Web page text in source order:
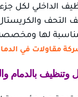
الداخلي لكل
التحف
لها
مقاولات في
بالدمام